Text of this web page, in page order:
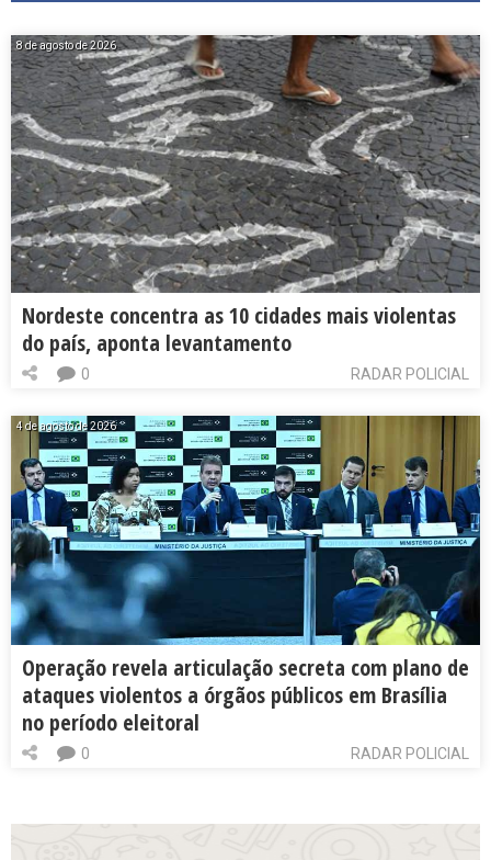
8 de agosto de 2026
Nordeste concentra as 10 cidades mais violentas
do país, aponta levantamento
RADAR POLICIAL
0
4 de agosto de 2026
Operação revela articulação secreta com plano de
ataques violentos a órgãos públicos em Brasília
no período eleitoral
RADAR POLICIAL
0